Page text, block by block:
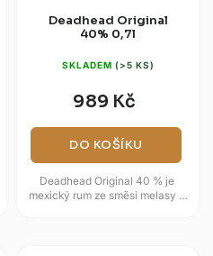
Deadhead Original
40% 0,7l
SKLADEM (>5 KS)
989 Kč
DO KOŠÍKU
Deadhead Original 40 % je
mexický rum ze směsi melasy a